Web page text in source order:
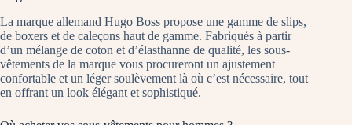
La marque allemand Hugo Boss propose une gamme de slips,
de boxers et de caleçons haut de gamme. Fabriqués à partir
d’un mélange de coton et d’élasthanne de qualité, les sous-
vêtements de la marque vous procureront un ajustement
confortable et un léger soulèvement là où c’est nécessaire, tout
en offrant un look élégant et sophistiqué.